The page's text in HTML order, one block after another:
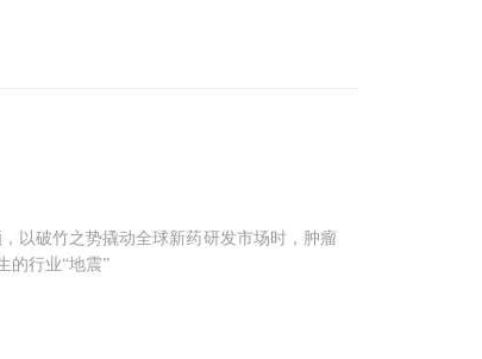
以破竹之势撬动全球新药研发市场时，肿瘤
的行业“地震”